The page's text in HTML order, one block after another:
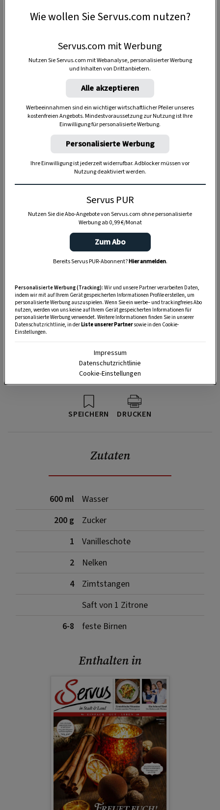
40 Minuten
Anzeige
SPEICHERN DRUCKEN
Zutaten
600 ml
Wasser
200 g
Zucker
1
Vanilleschote
2
Nelken
4
Zimtstangen
Saft von 1 Zitrone
6-8
feste Birnen
Enthalten in
Wie wollen Sie Servus.com nutzen?
Servus.com mit Werbung
Nutzen Sie Servus.com mit Webanalyse, personalisierter Werbung
und Inhalten von Drittanbietern.
Alle akzeptieren
Werbeeinnahmen sind ein wichtiger wirtschaftlicher Pfeiler unseres
kostenfreien Angebots. Mindestvoraussetzung zur Nutzung ist Ihre
Einwilligung für personalisierte Werbung.
Personalisierte Werbung
Ihre Einwilligung ist jederzeit widerrufbar. Adblocker müssen vor
Nutzung deaktiviert werden.
Servus PUR
Nutzen Sie die Abo-Angebote von Servus.com ohne personalisierte
Werbung ab 0,99 €/Monat
Zum Abo
Bereits Servus PUR-Abonnent?Hier anmelden.
Personalisierte Werbung (Tracking): Wir und unsere Partner verarbeiten Daten,
indem wir mit auf Ihrem Gerät gespeicherten Informationen Profile erstellen, um
personalisierte Werbung auszuspielen. Wenn Sie ein werbe– und trackingfreies Abo
nutzen, werden von uns keine auf Ihrem Gerät gespeicherten Informationen für
personalisierte Werbung verwendet. Weitere Informationen finden Sie in unserer
Datenschutzrichtlinie, in derListe unserer Partnersowie in den Cookie-
Einstellungen.
Impressum
Datenschutzrichtlinie
Cookie-Einstellungen